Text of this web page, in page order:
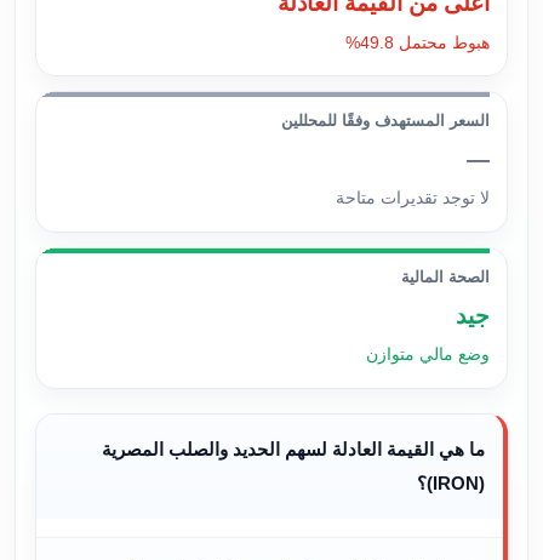
هبوط محتمل 49.8%
السعر المستهدف وفقًا للمحللين
—
لا توجد تقديرات متاحة
الصحة المالية
جيد
وضع مالي متوازن
ما هي القيمة العادلة لسهم الحديد والصلب المصرية
(IRON)؟